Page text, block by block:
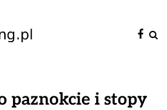
paznokcie i stopy